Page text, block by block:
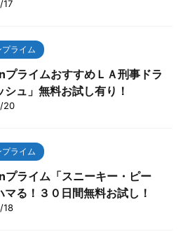
17
ライム
ライムおすすめＬＡ刑事ドラ
シュ」無料お試し有り！
20
ライム
ライム「スニーキー・ピー
マる！３０日間無料お試し！
18